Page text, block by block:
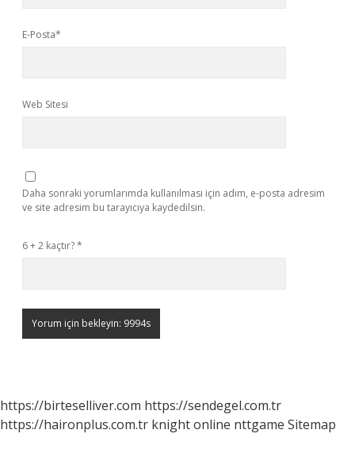
E-Posta*
Web Sitesi
Daha sonraki yorumlarımda kullanılması için adım, e-posta adresim
ve site adresim bu tarayıcıya kaydedilsin.
6 + 2 kaçtır?*
https://birteselliver.com https://sendegel.com.tr
https://haironplus.com.tr knight online nttgame Sitemap